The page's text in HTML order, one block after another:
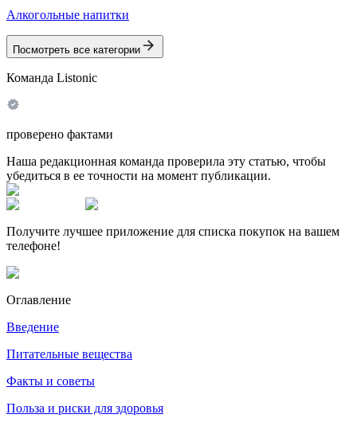
Алкогольные напитки
Посмотреть все категории
Команда Listonic
проверено фактами
Наша редакционная команда проверила эту статью, чтобы
убедиться в ее точности на момент публикации.
Получите лучшее приложение для списка покупок на вашем
телефоне!
Оглавление
Введение
Питательные вещества
Факты и советы
Польза и риски для здоровья